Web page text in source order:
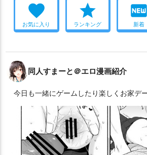
favorite
お気に入り
star
ランキング
fiber_new
新着
同人すまーと＠エロ漫画紹介
今日も一緒にゲームしたり楽しくお家デ